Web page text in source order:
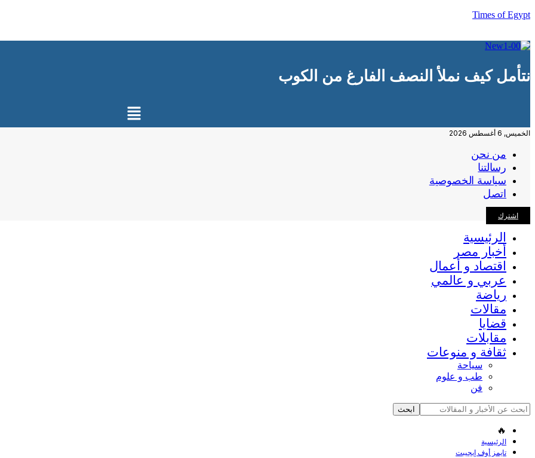
Times of Egypt
نتأمل كيف نملأ النصف الفارغ من الكوب
الخميس, 6 أغسطس 2026
من نحن
رسالتنا
سياسة الخصوصية
اتصل
اشترك
الرئيسية
أخبار مصر
اقتصاد و أعمال
عربي و عالمي
رياضة
مقالات
قضايا
مقابلات
ثقافة و منوعات
سياحة
طب و علوم
فن
🔥
الرئيسية
تايمز أوف إيجيبت